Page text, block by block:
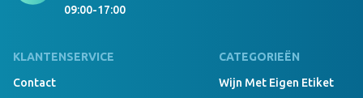
09:00-17:00
KLANTENSERVICE
Contact
CATEGORIEËN
Wijn Met Eigen Etiket